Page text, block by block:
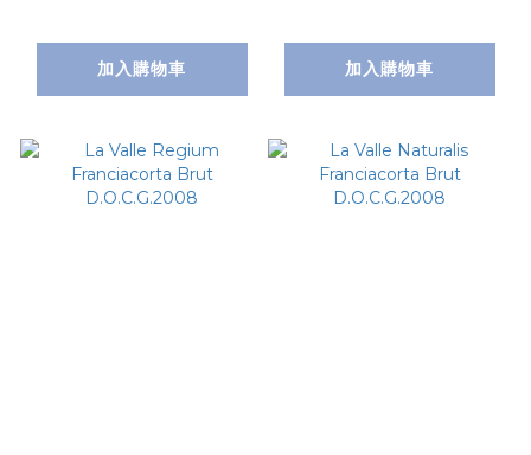
加入購物車 加入購物車